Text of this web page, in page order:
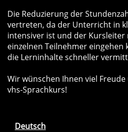
Die Reduzierung der
vertreten, da der Unterricht in
intensiver ist und der Kursleiter
einzelnen Teilnehmer eingehen
die Lerninhalte schneller
Wir wünschen Ihnen viel
vhs-Sprachkurs!
Deutsch